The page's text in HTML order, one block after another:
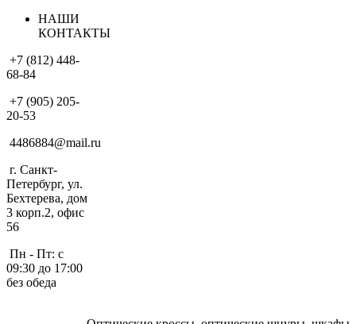
НАШИ
КОНТАКТЫ
+7 (812) 448-
68-84
+7 (905) 205-
20-53
4486884@mail.ru
г. Санкт-
Петербург, ул.
Бехтерева, дом
3 корп.2, офис
56
Пн - Пт: с
09:30 до 17:00
без обеда